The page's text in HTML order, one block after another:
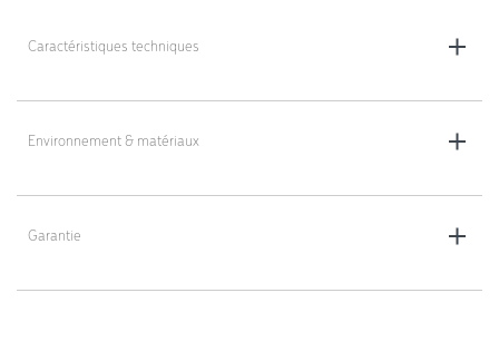
Caractéristiques techniques
H : 51 cm L : 15 cm P : 69 cm
Environnement & matériaux
Textile : 100 % polyester, 50.000 Martindale
Garantie
5 ans